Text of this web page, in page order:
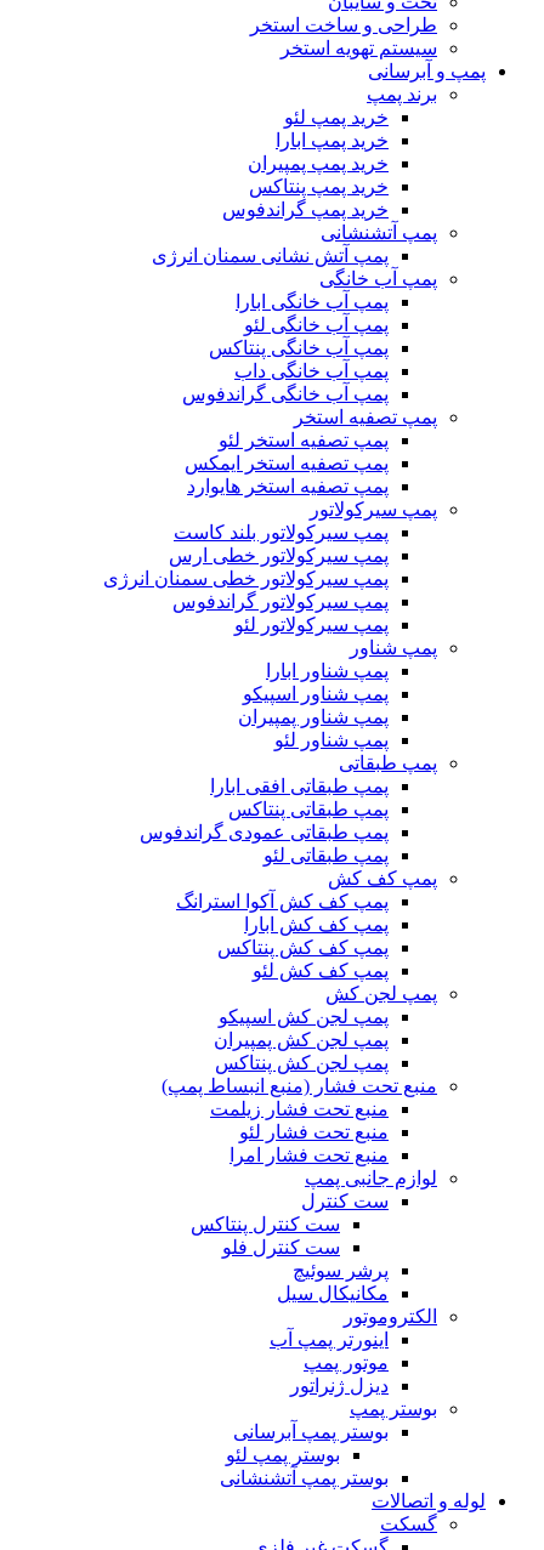
طراحی و ساخت استخر
سیستم تهویه استخر
پمپ و آبرسانی
برند پمپ
خرید پمپ لئو
خرید پمپ ابارا
خرید پمپ پمپیران
خرید پمپ پنتاکس
خرید پمپ گراندفوس
پمپ آتشنشانی
پمپ آتش نشانی سمنان انرژی
پمپ آب خانگی
پمپ آب خانگی ابارا
پمپ آب خانگی لئو
پمپ آب خانگی پنتاکس
پمپ آب خانگی داب
پمپ آب خانگی گراندفوس
پمپ تصفیه استخر
پمپ تصفیه استخر لئو
پمپ تصفیه استخر ایمکس
پمپ تصفیه استخر هایوارد
پمپ سیرکولاتور
پمپ سیرکولاتور بلند کاست
پمپ سیرکولاتور خطی ارس
پمپ سیرکولاتور خطی سمنان انرژی
پمپ سیرکولاتور گراندفوس
پمپ سیرکولاتور لئو
پمپ شناور
پمپ شناور ابارا
پمپ شناور اسپیکو
پمپ شناور پمپیران
پمپ شناور لئو
پمپ طبقاتی
پمپ طبقاتی افقی ابارا
پمپ طبقاتی پنتاکس
پمپ طبقاتی عمودی گراندفوس
پمپ طبقاتی لئو
پمپ کف کش
پمپ کف کش آکوا استرانگ
پمپ کف کش ابارا
پمپ کف کش پنتاکس
پمپ کف کش لئو
پمپ لجن کش
پمپ لجن کش اسپیکو
پمپ لجن کش پمپیران
پمپ لجن کش پنتاکس
منبع تحت فشار (منبع انبساط پمپ)
منبع تحت فشار زیلمت
منبع تحت فشار لئو
منبع تحت فشار امرا
لوازم جانبی پمپ
ست کنترل
ست کنترل پنتاکس
ست کنترل فلو
پرشر سوئیچ
مکانیکال سیل
الکتروموتور
اینورتر پمپ آب
موتور پمپ
دیزل ژنراتور
بوستر پمپ
بوستر پمپ آبرسانی
بوستر پمپ لئو
بوستر پمپ آتشنشانی
لوله و اتصالات
گسکت